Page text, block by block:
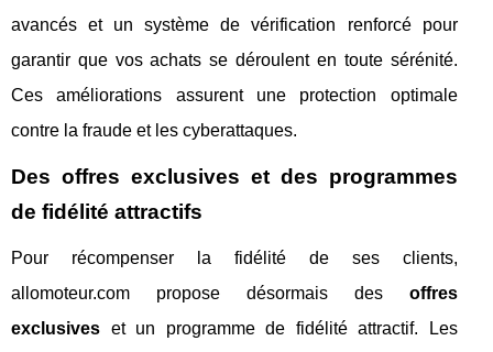
avancés et un système de vérification renforcé pour
garantir que vos achats se déroulent en toute sérénité.
Ces améliorations assurent une protection optimale
contre la fraude et les cyberattaques.
Des offres exclusives et des programmes
de fidélité attractifs
Pour récompenser la fidélité de ses clients,
allomoteur.com propose désormais des offres
exclusives et un programme de fidélité attractif. Les